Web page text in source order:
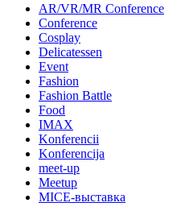
AR/VR/MR Conference
Conference
Cosplay
Delicatessen
Event
Fashion
Fashion Battle
Food
IMAX
Konferencii
Konferencija
meet-up
Meetup
MICE-выставка